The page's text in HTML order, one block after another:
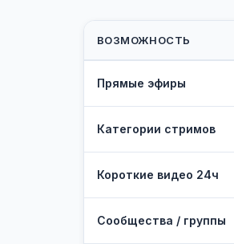
ВОЗМОЖНОСТЬ
Прямые эфиры
Категории стримов
Короткие видео 24ч
Сообщества / группы